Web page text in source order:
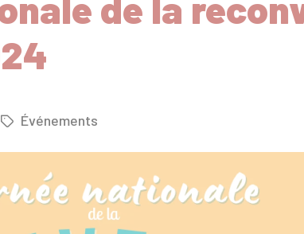
Événements